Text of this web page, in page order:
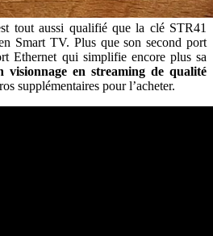
tout aussi qualifié que la clé STR41
Smart TV. Plus que son second port
Ethernet qui simplifie encore plus sa
visionnage en streaming de qualité
supplémentaires pour l’acheter.